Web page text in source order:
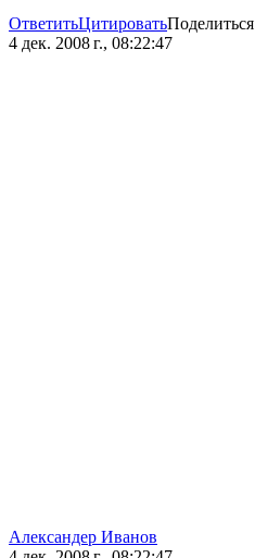
ОтветитьЦитироватьПоделиться
4 дек. 2008 г., 08:22:47
Александер Иванов